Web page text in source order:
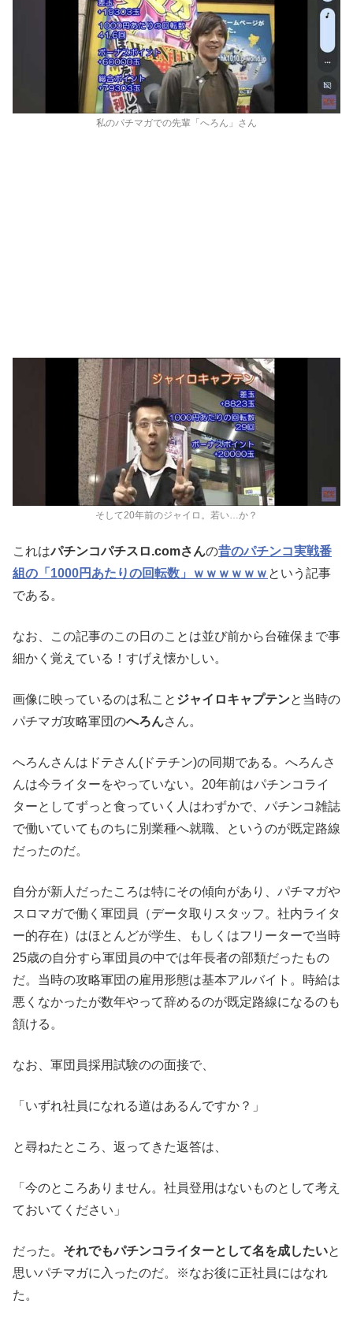
私のパチマガでの先輩「へろん」さん
そして20年前のジャイロ。若い…か？
これはパチンコパチスロ.comさんの昔のパチンコ実戦番
組の「1000円あたりの回転数」ｗｗｗｗｗｗ という記事
である。
なお、この記事のこの日のことは並び前から台確保まで事
細かく覚えている！すげえ懐かしい。
画像に映っているのは私こと ジャイロキャプテンと当時の
パチマガ攻略軍団のへろんさん。
へろんさんはドテさん(ドテチン)の同期である。へろんさ
んは今ライターをやっていない。20年前はパチンコライ
ターとしてずっと食っていく人はわずかで、パチンコ雑誌
で働いていてものちに別業種へ就職、というのが既定路線
だったのだ。
自分が新人だったころは特にその傾向があり、パチマガや
スロマガで働く軍団員（データ取りスタッフ。社内ライタ
ー的存在）はほとんどが学生、もしくはフリーターで当時
25歳の自分すら軍団員の中では年長者の部類だったもの
だ。当時の攻略軍団の雇用形態は基本アルバイト。時給は
悪くなかったが数年やって辞めるのが既定路線になるのも
頷ける。
なお、軍団員採用試験のの面接で、
「いずれ社員になれる道はあるんですか？」
と尋ねたところ、返ってきた返答は、
「今のところありません。社員登用はないものとして考え
ておいてください」
だった。 それでもパチンコライターとして名を成したいと
思いパチマガに入ったのだ。※なお後に正社員にはなれ
た。